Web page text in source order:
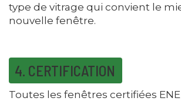
type de vitrage qui convient le
nouvelle fenêtre.
4. CERTIFICATION
Toutes les fenêtres certifiées